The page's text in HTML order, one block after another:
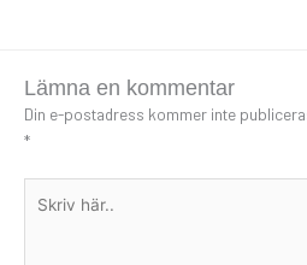
Lämna en kommentar
Din e-postadress kommer inte
*
här..